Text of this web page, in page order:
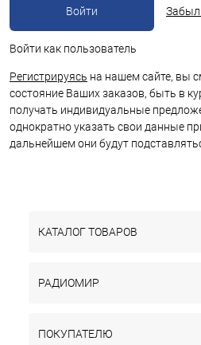
Войти как пользователь
Регистрируясь на нашем сайте, вы
состояние Ваших заказов, быть в
получать индивидуальные
однократно указать свои данные
дальнейшем они будут
КАТАЛОГ ТОВАРОВ
РАДИОМИР
ПОКУПАТЕЛЮ